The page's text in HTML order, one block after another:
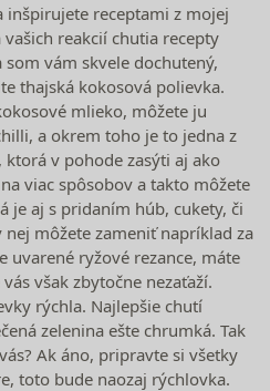
inšpirujete receptami z mojej
reakcií chutia recepty
vám skvele dochutený,
thajská kokosová polievka.
mlieko, môžete ju
a okrem toho je to jedna z
v pohode zasýti aj ako
viac spôsobov a takto môžete
je aj s pridaním húb, cukety, či
nej môžete zameniť napríklad za
uvarené ryžové rezance, máte
však zbytočne nezaťaží.
rýchla. Najlepšie chutí
zelenina ešte chrumká. Tak
Ak áno, pripravte si všetky
toto bude naozaj rýchlovka.